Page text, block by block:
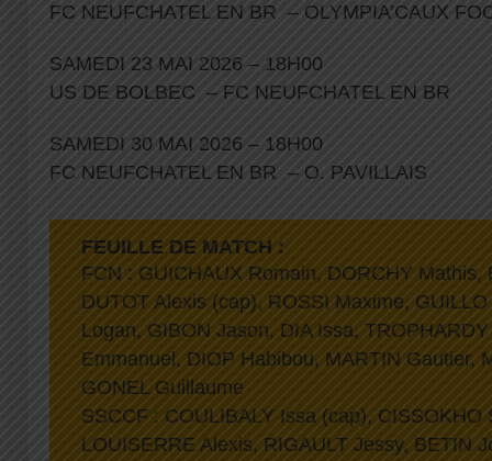
FC NEUFCHATEL EN BR – OLYMPIA’CAUX
SAMEDI 23 MAI 2026 – 18H00
US DE BOLBEC – FC NEUFCHATEL EN BR
SAMEDI 30 MAI 2026 – 18H00
FC NEUFCHATEL EN BR – O. PAVILLAIS
FEUILLE DE MATCH :
FCN : GUICHAUX Romain, DORCHY Mathis,
DUTOT Alexis (cap), ROSSI Maxime,
Logan, GIBON Jason, DIA Issa,
Emmanuel, DIOP Habibou, MARTIN Gautier,
GONEL Guillaume
SSCCF : COULIBALY Issa (cap), CISSOKHO
LOUISERRE Alexis, RIGAULT Jessy, BETIN